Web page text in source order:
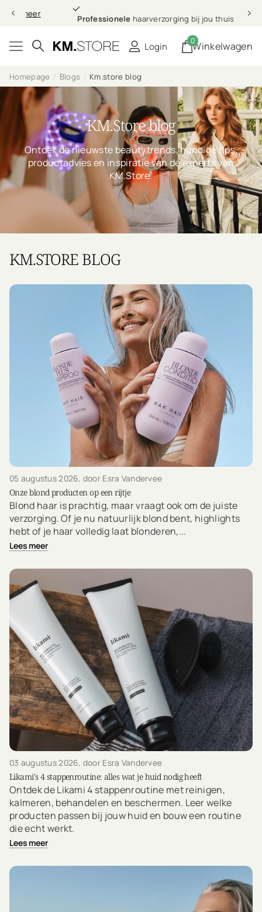
Professionelehaarverzorging bij jou thuis
Professionele
Login Winkelwagen
0
Homepage Blogs Km.store blog
KM.Store blog
Ontdek de nieuwste beautytrends, handige tips,
productadvies en inspiratie van de experts van
KM.Store.
KM.STORE BLOG
05 augustus 2026, door Esra Vandervee
Onze blond producten op een rijtje
Blond haar is prachtig, maar vraagt ook om de juiste
verzorging. Of je nu natuurlijk blond bent, highlights
hebt of je haar volledig laat blonderen,...
Lees meer
03 augustus 2026, door Esra Vandervee
Likami's 4 stappenroutine: alles wat je huid nodig heeft
Ontdek de Likami 4 stappenroutine met reinigen,
kalmeren, behandelen en beschermen. Leer welke
producten passen bij jouw huid en bouw een routine
die echt werkt.
Lees meer